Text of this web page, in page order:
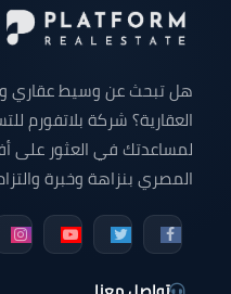
هل تبحث عن وسيط عقاري
العقارية؟ شركة بلاتفورم
لمساعدتك في العثور على
المصري بنزاهة وخبرة
دوبلكس للبيع - فيلا للبيع
تواصل معنا